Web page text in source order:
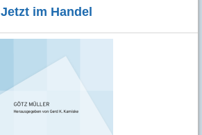
Jetzt im Handel